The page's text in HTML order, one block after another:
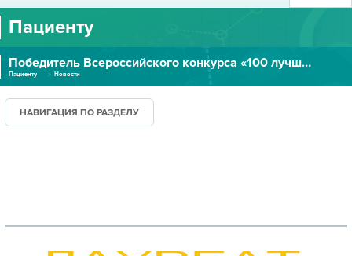
О ЦЕНТРЕ
УСЛУГИ И ЦЕНЫ
ПАЦИЕНТУ
Пациенту
Победитель Всероссийского конкурса «100 лучших товаров России»
Пациенту Новости
НАВИГАЦИЯ ПО РАЗДЕЛУ